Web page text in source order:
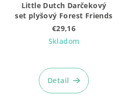
Little Dutch Darčekový
set plyšový Forest Friends
€29,16
Skladom
Detail